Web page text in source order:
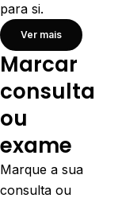
para si.
Ver mais
Marcar
consulta
ou
exame
Marque a sua
consulta ou